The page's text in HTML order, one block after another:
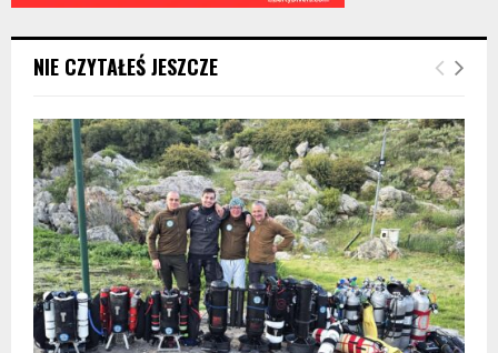
NIE CZYTAŁEŚ JESZCZE